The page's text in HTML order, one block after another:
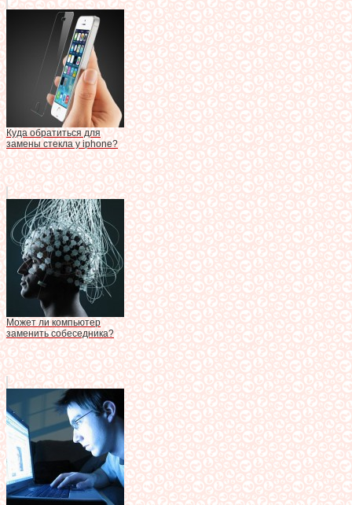
Куда обратиться для
замены стекла у iphone?
Может ли компьютер
заменить собеседника?